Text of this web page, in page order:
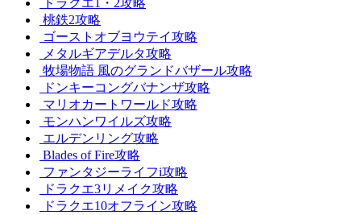
ドラクエ1・2攻略
桃鉄2攻略
ゴーストオブヨウテイ攻略
メタルギアデルタ攻略
牧場物語 風のグランドバザール攻略
ドンキーコングバナンザ攻略
マリオカートワールド攻略
モンハンワイルズ攻略
エルデンリング攻略
Blades of Fire攻略
ファンタジーライフi攻略
ドラクエ3リメイク攻略
ドラクエ10オフライン攻略